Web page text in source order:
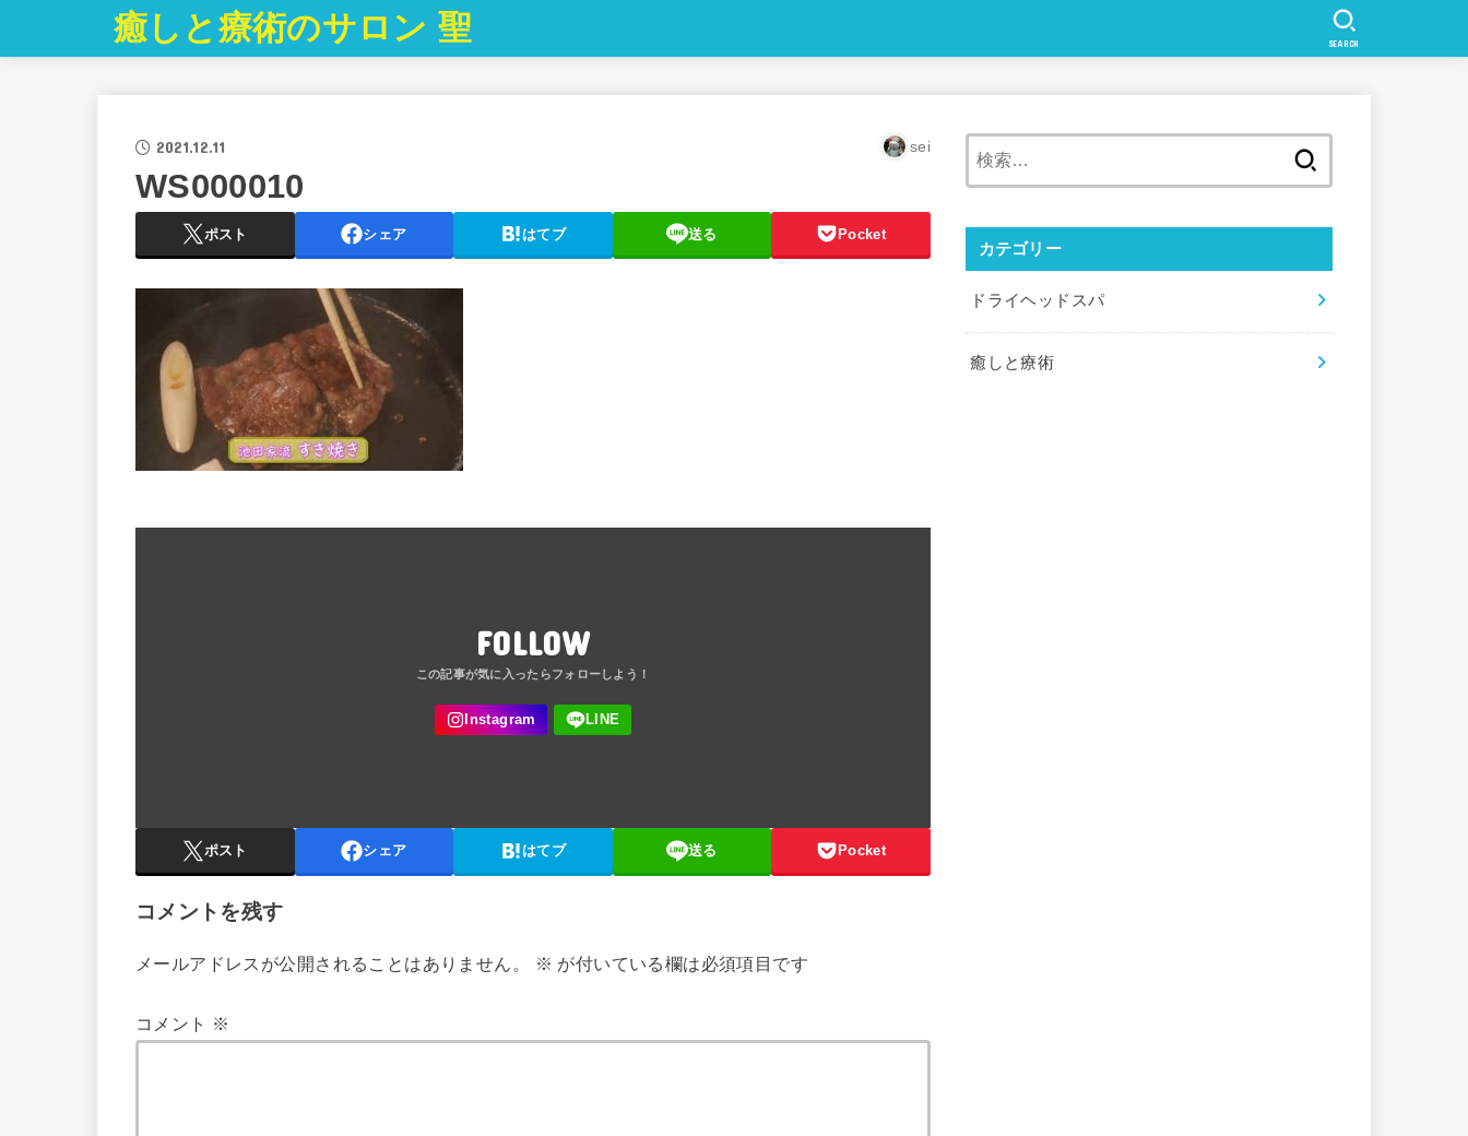
癒しと療術のサロン 聖 SEARCH
2021.12.11 sei
WS000010
ポスト シェア はてブ 送る Pocket
FOLLOW
ポスト シェア はてブ 送る Pocket
コメントを残す
メールアドレスが公開されることはありません。 ※ が付いている欄は必須項目です
コメント ※
カテゴリー
ドライヘッドスパ
癒しと療術